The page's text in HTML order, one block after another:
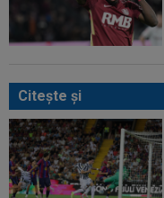
Citeşte şi